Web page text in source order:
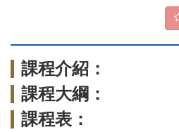
課程介紹：
課程大綱：
課程表：